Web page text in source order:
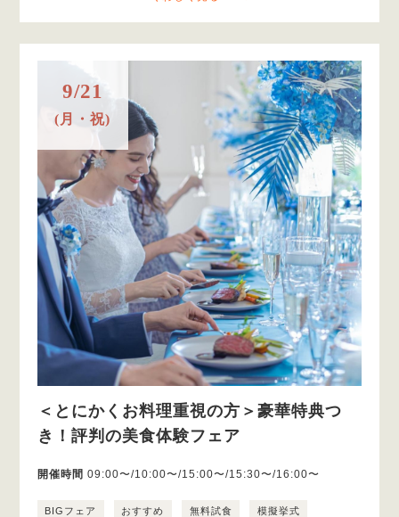
9/21
(月・祝)
＜とにかくお料理重視の方＞豪華特典つ
き！評判の美食体験フェア
開催時間 09:00〜/10:00〜/15:00〜/15:30〜/16:00〜
BIGフェア おすすめ 無料試食 模擬挙式